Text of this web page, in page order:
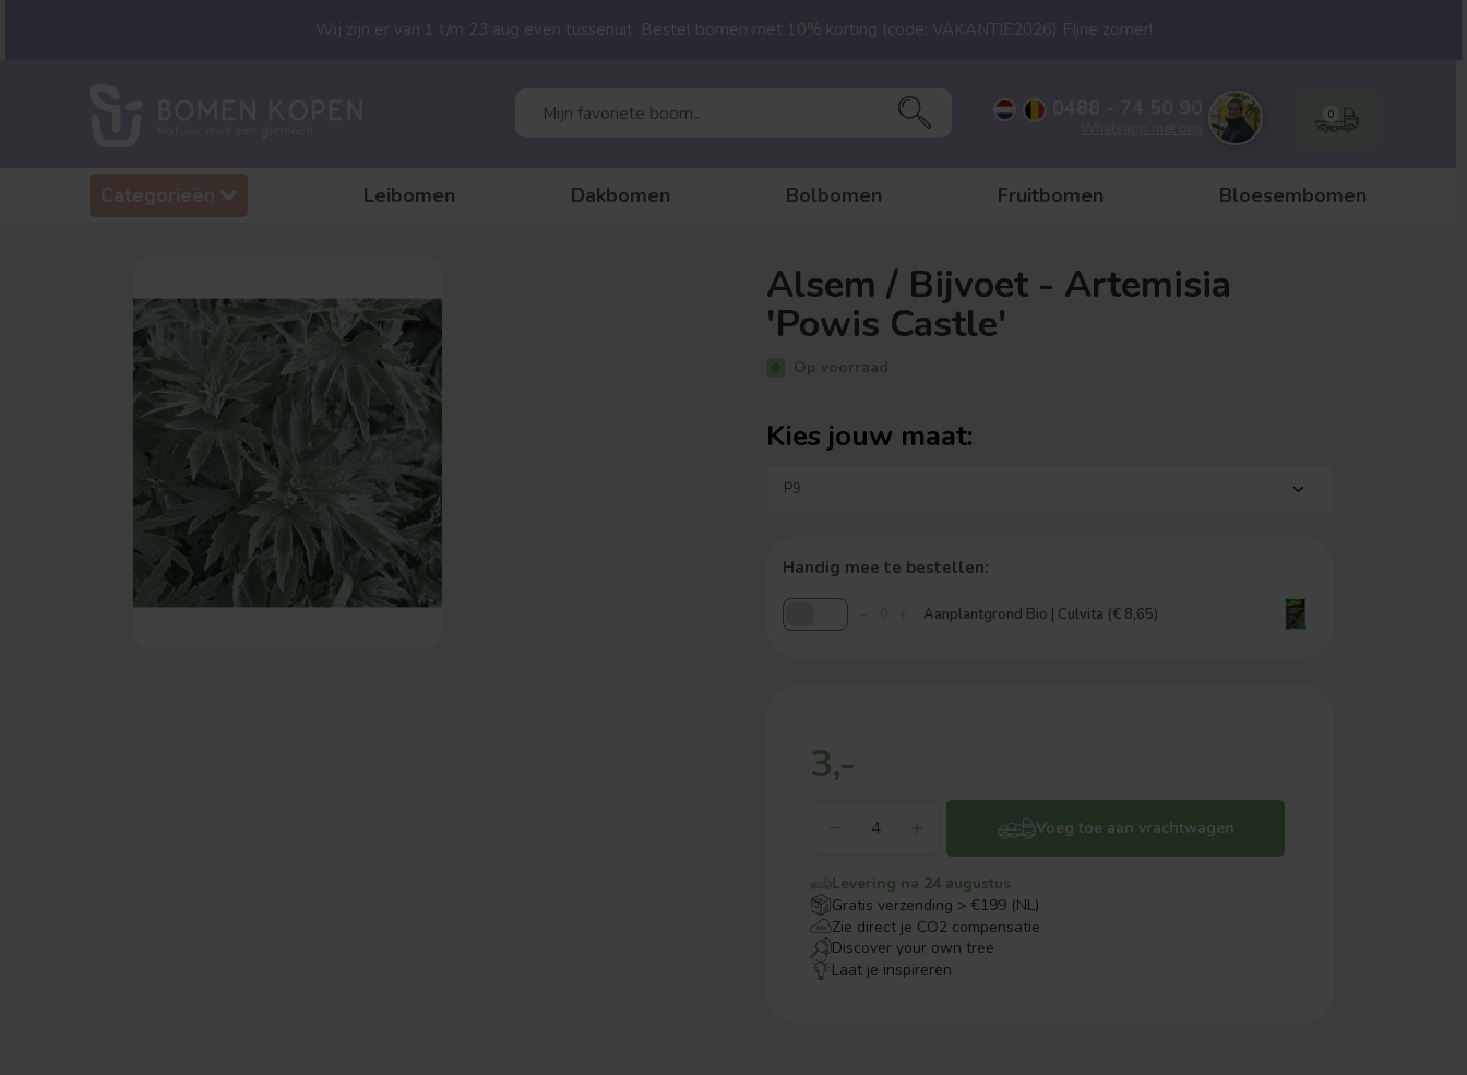
Leibomen Dakbomen Bolbomen Fruitbomen Bloesembomen
0
Wij zijn er van 1 t/m 23 aug even tussenuit. Bestel bomen met 10% korting (code: VAKANTIE2026) FIjne zomer!
Alsem / Bijvoet - Artemisia
'Powis Castle'
Op voorraad
Kies jouw maat:
Handig mee te bestellen:
Aanplantgrond Bio | Culvita (€ 8,65)
3,-
Voeg toe aan vrachtwagen
Levering na 24 augustus
Gratis verzending > €199 (NL)
Zie direct je CO2 compensatie
Discover your own tree
Laat je inspireren